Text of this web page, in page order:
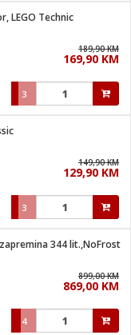
LEGO Technic
189,90 KM
169,90 KM
3
149,90 KM
129,90 KM
3
344 lit.,NoFrost
899,00 KM
869,00 KM
4